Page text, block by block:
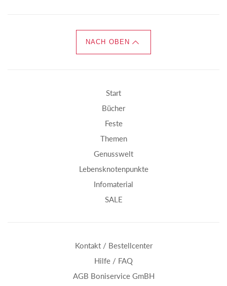
NACH OBEN
Start
Bücher
Feste
Themen
Genusswelt
Lebensknotenpunkte
Infomaterial
SALE
Kontakt / Bestellcenter
Hilfe / FAQ
AGB Boniservice GmBH